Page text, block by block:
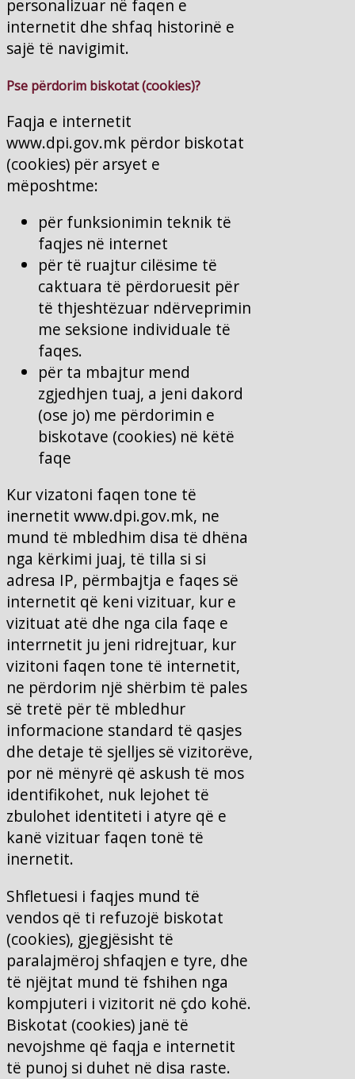
personalizuar në faqen e
internetit dhe shfaq historinë e
sajë të navigimit.
Pse përdorim biskotat (cookies)?
Faqja e internetit
www.dpi.gov.mk përdor biskotat
(cookies) për arsyet e
mëposhtme:
për funksionimin teknik të
faqjes në internet
për të ruajtur cilësime të
caktuara të përdoruesit për
të thjeshtëzuar ndërveprimin
me seksione individuale të
faqes.
për ta mbajtur mend
zgjedhjen tuaj, a jeni dakord
(ose jo) me përdorimin e
biskotave (cookies) në këtë
faqe
Kur vizatoni faqen tone të
inernetit www.dpi.gov.mk, ne
mund të mbledhim disa të dhëna
nga kërkimi juaj, të tilla si si
adresa IP, përmbajtja e faqes së
internetit që keni vizituar, kur e
vizituat atë dhe nga cila faqe e
interrnetit ju jeni ridrejtuar, kur
vizitoni faqen tone të internetit,
ne përdorim një shërbim të pales
së tretë për të mbledhur
informacione standard të qasjes
dhe detaje të sjelljes së vizitorëve,
por në mënyrë që askush të mos
identifikohet, nuk lejohet të
zbulohet identiteti i atyre që e
kanë vizituar faqen tonë të
inernetit.
Shfletuesi i faqjes mund të
vendos që ti refuzojë biskotat
(cookies), gjegjësisht të
paralajmëroj shfaqjen e tyre, dhe
të njëjtat mund të fshihen nga
kompjuteri i vizitorit në çdo kohë.
Biskotat (cookies) janë të
nevojshme që faqja e internetit
të punoj si duhet në disa raste.